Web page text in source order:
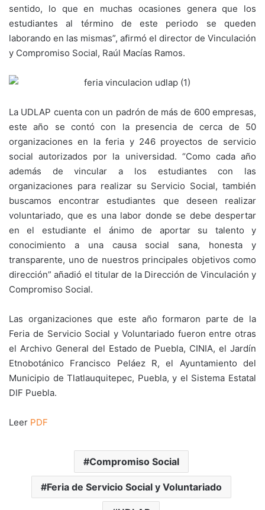
sentido, lo que en muchas ocasiones genera que los
estudiantes al término de este periodo se queden
laborando en las mismas”, afirmó el director de Vinculación
y Compromiso Social, Raúl Macías Ramos.
La UDLAP cuenta con un padrón de más de 600 empresas,
este año se contó con la presencia de cerca de 50
organizaciones en la feria y 246 proyectos de servicio
social autorizados por la universidad. “Como cada año
además de vincular a los estudiantes con las
organizaciones para realizar su Servicio Social, también
buscamos encontrar estudiantes que deseen realizar
voluntariado, que es una labor donde se debe despertar
en el estudiante el ánimo de aportar su talento y
conocimiento a una causa social sana, honesta y
transparente, uno de nuestros principales objetivos como
dirección” añadió el titular de la Dirección de Vinculación y
Compromiso Social.
Las organizaciones que este año formaron parte de la
Feria de Servicio Social y Voluntariado fueron entre otras
el Archivo General del Estado de Puebla, CINIA, el Jardín
Etnobotánico Francisco Peláez R, el Ayuntamiento del
Municipio de Tlatlauquitepec, Puebla, y el Sistema Estatal
DIF Puebla.
Leer PDF
Compromiso Social
Feria de Servicio Social y Voluntariado